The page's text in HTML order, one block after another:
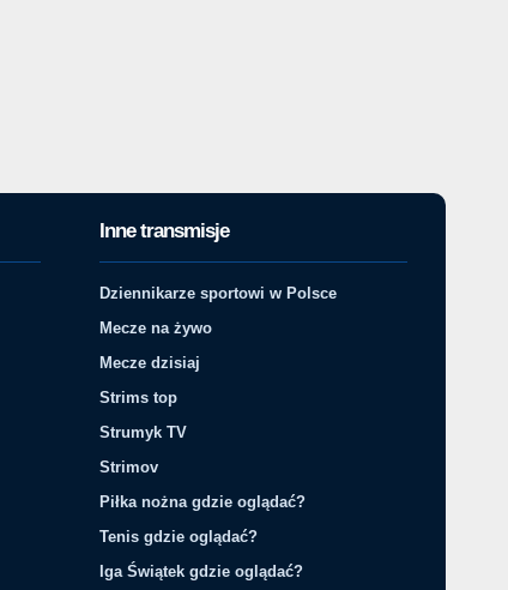
Inne transmisje
Dziennikarze sportowi w Polsce
Mecze na żywo
Mecze dzisiaj
Strims top
Strumyk TV
Strimov
Piłka nożna gdzie oglądać?
Tenis gdzie oglądać?
Iga Świątek gdzie oglądać?